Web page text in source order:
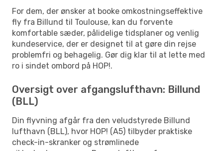
For dem, der ønsker at booke omkostningseffektive
fly fra Billund til Toulouse, kan du forvente
komfortable sæder, pålidelige tidsplaner og venlig
kundeservice, der er designet til at gøre din rejse
problemfri og behagelig. Gør dig klar til at lette med
ro i sindet ombord på HOP!.
Oversigt over afgangslufthavn: Billund
(BLL)
Din flyvning afgår fra den veludstyrede Billund
lufthavn (BLL), hvor HOP! (A5) tilbyder praktiske
check-in-skranker og strømlinede